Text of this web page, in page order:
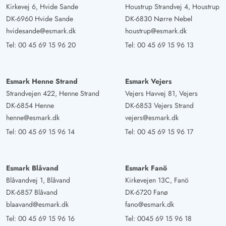
Kirkevej 6, Hvide Sande
DK-6960 Hvide Sande
hvidesande@esmark.dk
Tel: 00 45 69 15 96 20
Houstrup Strandvej 4, Houstrup
DK-6830 Nørre Nebel
houstrup@esmark.dk
Tel: 00 45 69 15 96 13
Esmark Henne Strand
Strandvejen 422, Henne Strand
DK-6854 Henne
henne@esmark.dk
Tel: 00 45 69 15 96 14
Esmark Vejers
Vejers Havvej 81, Vejers
DK-6853 Vejers Strand
vejers@esmark.dk
Tel: 00 45 69 15 96 17
Esmark Blåvand
Blåvandvej 1, Blåvand
DK-6857 Blåvand
blaavand@esmark.dk
Tel: 00 45 69 15 96 16
Esmark Fanö
Kirkevejen 13C, Fanö
DK-6720 Fanø
fano@esmark.dk
Tel: 0045 69 15 96 18